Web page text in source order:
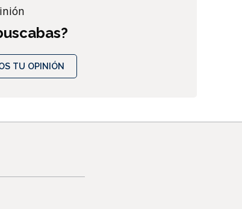
TU OPINIÓN